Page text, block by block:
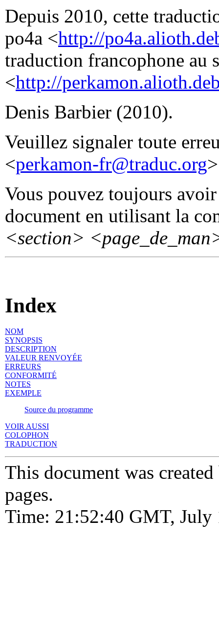
Depuis 2010, cette
po4a <http://
traduction francophone au
<http://
Denis Barbier (2010).
Veuillez signaler toute
<perkamon-fr@traduc.org
Vous pouvez toujours
document en utilisant la
<section>
Index
NOM
SYNOPSIS
DESCRIPTION
VALEUR RENVOYÉE
ERREURS
CONFORMITÉ
NOTES
EXEMPLE
Source du programme
VOIR AUSSI
COLOPHON
TRADUCTION
This document was
pages.
Time: 21:52:40 GMT, July